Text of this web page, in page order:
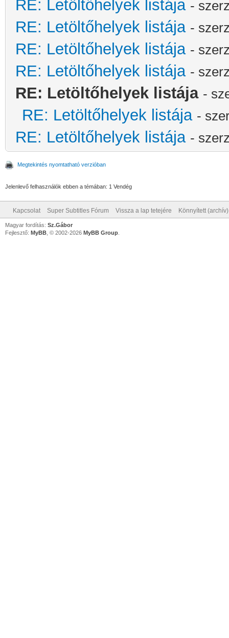
RE: Letöltőhelyek listája -
RE: Letöltőhelyek listája -
RE: Letöltőhelyek listája -
RE: Letöltőhelyek listája -
RE: Letöltőhelyek listája -
RE: Letöltőhelyek listája -
RE: Letöltőhelyek listája -
Megtekintés nyomtatható verzióban
Jelenlevő felhasználók ebben a témában: 1 Vendég
Kapcsolat Super Subtitles Fórum Vissza a lap tetejére Könnyített
Magyar fordítás: Sz.Gábor
Fejlesztő: MyBB , © 2002-2026 MyBB Group